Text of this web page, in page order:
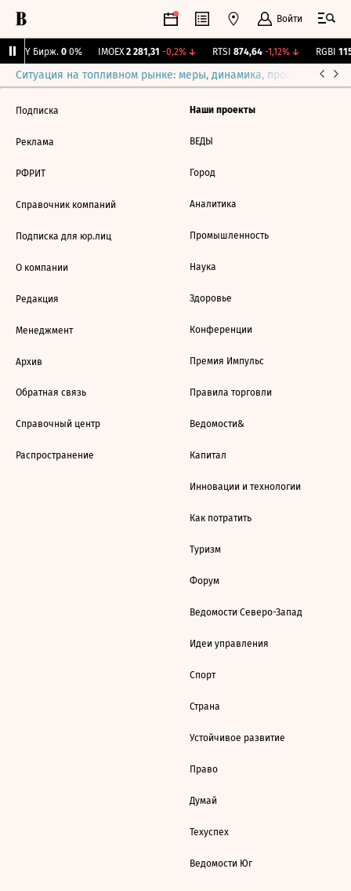
Войти
CNY Бирж. 0 0% IMOEX 2 281,31 -0,2%↓ RTSI 874,64 -1,12%↓ RGBI
Ситуация на топливном рынке: меры, динамика, прогнозы
Подписка
Реклама
РФРИТ
Справочник компаний
Подписка для юр.лиц
О компании
Редакция
Менеджмент
Архив
Обратная связь
Справочный центр
Распространение
Наши проекты
ВЕДЫ
Город
Аналитика
Промышленность
Наука
Здоровье
Конференции
Премия Импульс
Правила торговли
Ведомости&
Капитал
Инновации и технологии
Как потратить
Туризм
Форум
Ведомости Северо-Запад
Идеи управления
Спорт
Страна
Устойчивое развитие
Право
Думай
Техуспех
Ведомости Юг